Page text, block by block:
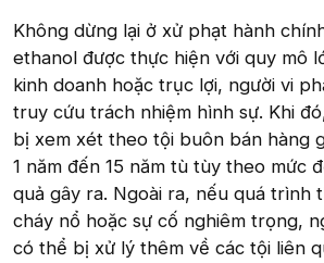
Không dừng lại ở xử phạt hành
ethanol được thực hiện với quy mô
kinh doanh hoặc trục lợi, người vi
truy cứu trách nhiệm hình sự. Khi
bị xem xét theo tội buôn bán hàng
1 năm đến 15 năm tù tùy theo mức
quả gây ra. Ngoài ra, nếu quá trình
cháy nổ hoặc sự cố nghiêm trọng,
có thể bị xử lý thêm về các tội liên